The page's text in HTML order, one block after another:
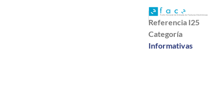
Referencia I25
Categoría
Informativas